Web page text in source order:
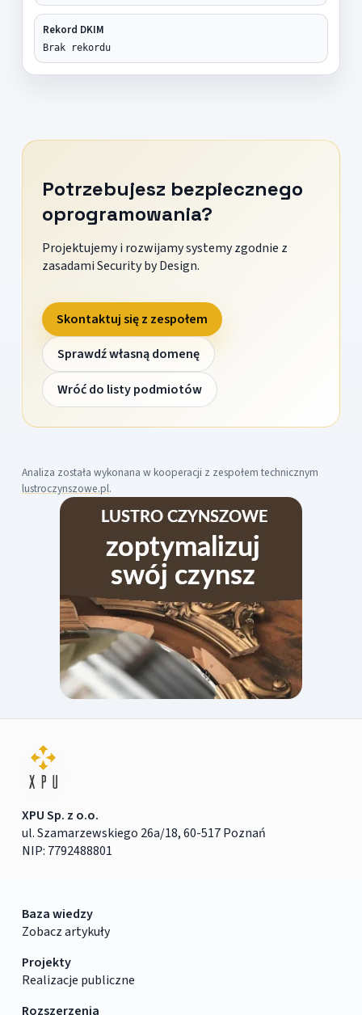
Rekord DKIM
Brak rekordu
Potrzebujesz bezpiecznego
oprogramowania?
Projektujemy i rozwijamy systemy zgodnie z
zasadami Security by Design.
Skontaktuj się z zespołem
Sprawdź własną domenę
Wróć do listy podmiotów
Analiza została wykonana w kooperacji z zespołem technicznym
lustroczynszowe.pl.
XPU Sp. z o.o.
ul. Szamarzewskiego 26a/18, 60-517 Poznań
NIP: 7792488801
Baza wiedzy
Zobacz artykuły
Projekty
Realizacje publiczne
Rozszerzenia